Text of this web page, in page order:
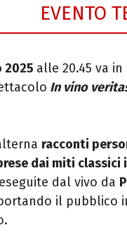
EVENTO
2025 alle 20.45 va
In vino
racconti
dai miti classici
dal vivo da
il pubblico